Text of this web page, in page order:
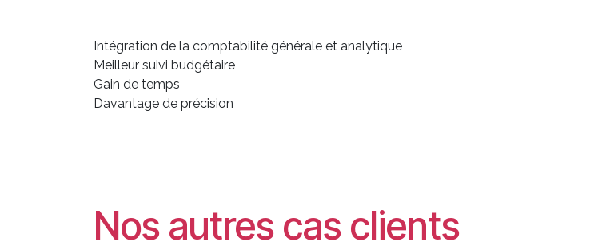
Intégration de la comptabilité générale et analytique
Meilleur suivi budgétaire
Gain de temps
Davantage de précision
Nos autres cas clients